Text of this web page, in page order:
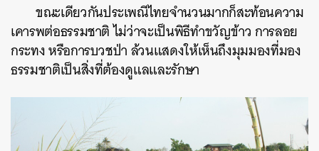
ขณะเดียวกันประเพณีไทยจำนวนมากก็สะท้อนความ
เคารพต่อธรรมชาติ ไม่ว่าจะเป็นพิธีทำขวัญข้าว การลอย
กระทง หรือการบวชป่า ล้วนแสดงให้เห็นถึงมุมมองที่มอง
ธรรมชาติเป็นสิ่งที่ต้องดูแลและรักษา